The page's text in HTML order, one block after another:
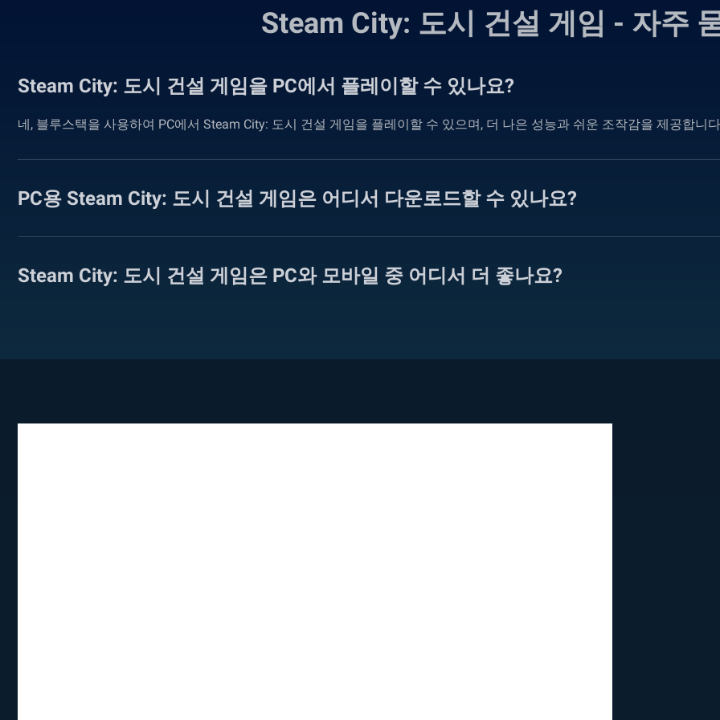
Steam City: 도시 건설 게임 - 자주
Steam City: 도시 건설 게임을 PC에서 플레이할 수 있나요?
네, 블루스택을 사용하여 PC에서 Steam City: 도시 건설 게임을 플레이할 수 있으며, 더 나은 성능과 쉬운 조작감을 제공합니
PC용 Steam City: 도시 건설 게임은 어디서 다운로드할 수 있나요?
Steam City: 도시 건설 게임은 PC와 모바일 중 어디서 더 좋나요?